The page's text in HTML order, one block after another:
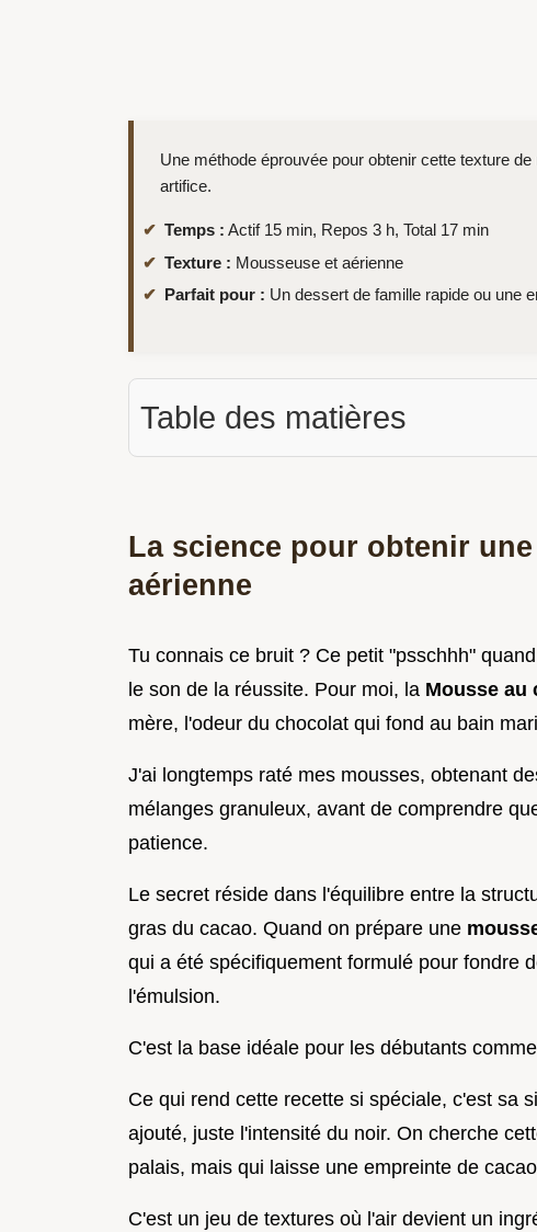
Une méthode éprouvée pour obtenir cette texture
artifice.
Temps : Actif 15 min, Repos 3 h, Total 17 min
Texture : Mousseuse et aérienne
Parfait pour : Un dessert de famille rapide ou une
Table des matières
La science pour obtenir
aérienne
Tu connais ce bruit ? Ce petit "psschhh"
le son de la réussite. Pour moi, la Mousse au
mère, l'odeur du chocolat qui fond au bain
J'ai longtemps raté mes mousses, obtenant
mélanges granuleux, avant de comprendre
patience.
Le secret réside dans l'équilibre entre la
gras du cacao. Quand on prépare une
qui a été spécifiquement formulé pour fondre
l'émulsion.
C'est la base idéale pour les débutants
Ce qui rend cette recette si spéciale, c'est sa
ajouté, juste l'intensité du noir. On cherche
palais, mais qui laisse une empreinte de
C'est un jeu de textures où l'air devient un